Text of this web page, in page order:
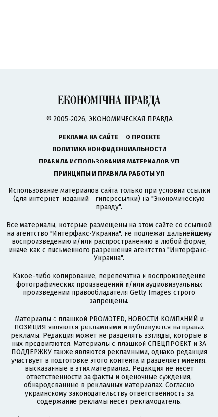
© 2005-2026, ЭКОНОМИЧЕСКАЯ ПРАВДА
РЕКЛАМА НА САЙТЕ
О ПРОЕКТЕ
ПОЛИТИКА КОНФИДЕНЦИАЛЬНОСТИ
ПРАВИЛА ИСПОЛЬЗОВАНИЯ МАТЕРИАЛОВ УП
ПРИНЦИПЫ И ПРАВИЛА РАБОТЫ УП
Использование материалов сайта только при условии ссылки
(для интернет-изданий - гиперссылки) на "Экономическую
правду".
Все материалы, которые размещены на этом сайте со ссылкой
на агентство "Интерфакс-Украина", не подлежат дальнейшему
воспроизведению и/или распространению в любой форме,
иначе как с письменного разрешения агентства "Интерфакс-
Украина".
Какое-либо копирование, перепечатка и воспроизведение
фотографических произведений и/или аудиовизуальных
произведений правообладателя Getty Images строго
запрещены.
Материалы с плашкой PROMOTED, НОВОСТИ КОМПАНИЙ и
ПОЗИЦИЯ являются рекламными и публикуются на правах
рекламы. Редакция может не разделять взгляды, которые в
них продвигаются. Материалы с плашкой СПЕЦПРОЕКТ и ЗА
ПОДДЕРЖКУ также являются рекламными, однако редакция
участвует в подготовке этого контента и разделяет мнения,
высказанные в этих материалах. Редакция не несет
ответственности за факты и оценочные суждения,
обнародованные в рекламных материалах. Согласно
украинскому законодательству ответственность за
содержание рекламы несет рекламодатель.